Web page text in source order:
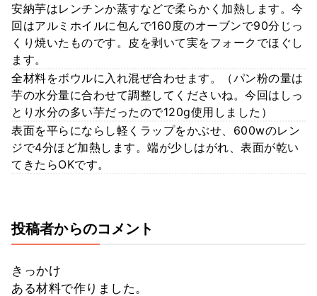
安納芋はレンチンか蒸すなどで柔らかく加熱します。今
回はアルミホイルに包んで160度のオーブンで90分じっ
くり焼いたものです。皮を剥いて実をフォークでほぐし
ます。
全材料をボウルに入れ混ぜ合わせます。（パン粉の量は
芋の水分量に合わせて調整してくださいね。今回はしっ
とり水分の多い芋だったので120g使用しました）
表面を平らにならし軽くラップをかぶせ、600wのレン
ジで4分ほど加熱します。端が少しはがれ、表面が乾い
てきたらOKです。
投稿者からのコメント
きっかけ
ある材料で作りました。